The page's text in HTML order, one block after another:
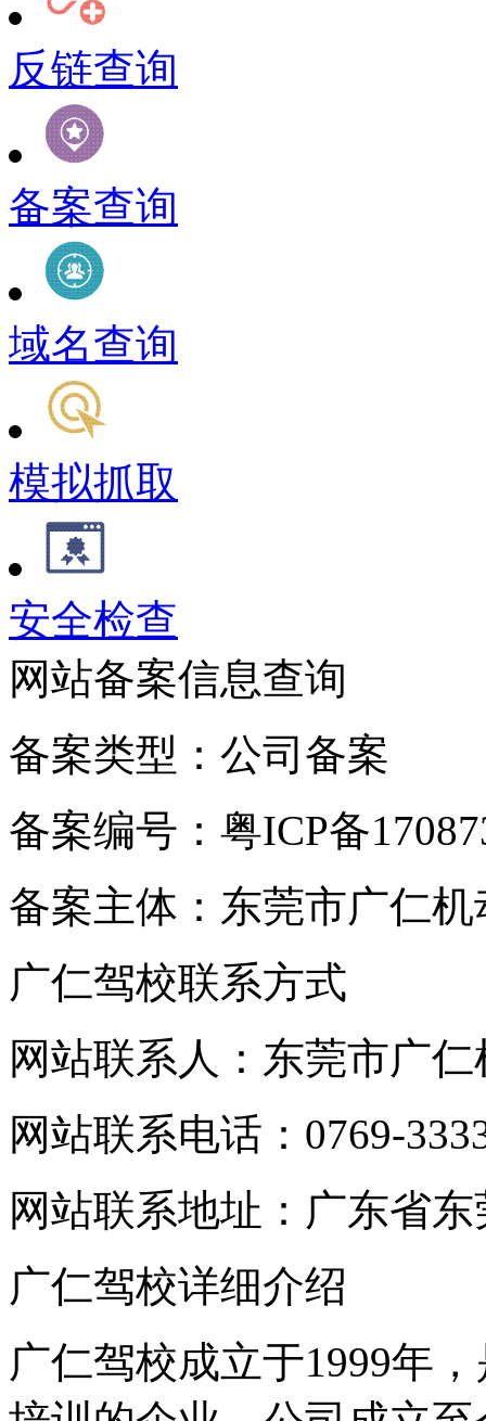
反链查询
备案查询
域名查询
模拟抓取
安全检查
网站备案信息查询
备案类型：公司备案
备案编号：粤ICP备
备案主体：东莞市广仁
广仁驾校联系方式
网站联系人：东莞市广
网站联系电话：0769-
网站联系地址：广东省
广仁驾校详细介绍
广仁驾校成立于1999年